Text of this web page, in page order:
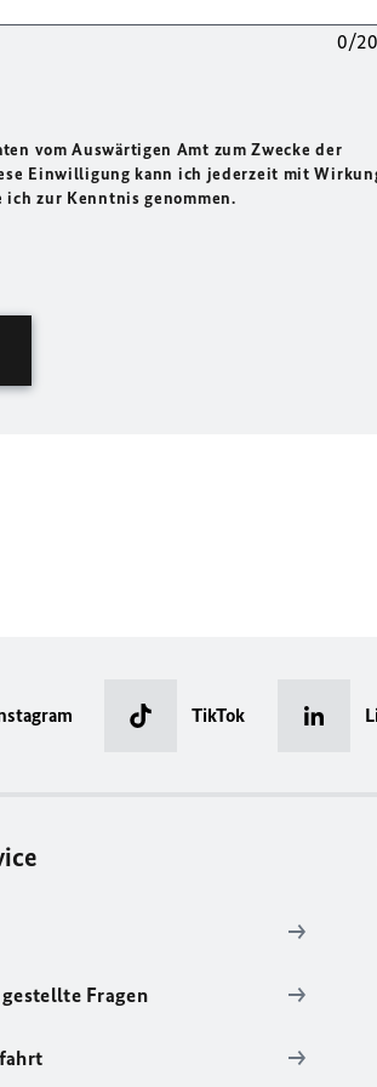
0/
vom Auswärtigen Amt zum Zwecke der
Einwilligung kann ich jederzeit mit
zur Kenntnis genommen.
TikTok
Fragen